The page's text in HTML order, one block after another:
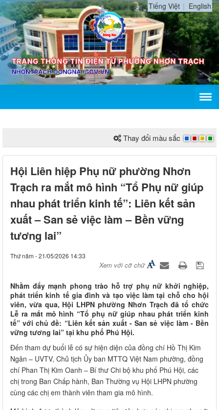
Tiếng Việt English
Thay đổi màu sắc
Hội Liên hiệp Phụ nữ phường Nhơn
Trạch ra mắt mô hình “Tổ Phụ nữ giúp
nhau phát triển kinh tế”: Liên kết sản
xuất – San sẻ việc làm – Bền vững
tương lai”
Thứ năm - 21/05/2026 14:33
Xem với cỡ chữ
Nhằm đẩy mạnh phong trào hỗ trợ phụ nữ khởi nghiệp,
phát triển kinh tế gia đình và tạo việc làm tại chỗ cho hội
viên, vừa qua, Hội LHPN phường Nhơn Trạch đã tổ chức
Lễ ra mắt mô hình “Tổ phụ nữ giúp nhau phát triển kinh
tế” với chủ đề: “Liên kết sản xuất - San sẻ việc làm - Bền
vững tương lai” tại khu phố Phú Hội.
Đến tham dự buổi lễ có sự hiện diện của đồng chí Hồ Thị Kim
Ngân – UVTV, Chủ tịch Ủy ban MTTQ Việt Nam phường, đồng
chí Phan Thị Kim Oanh – Bí thư Chi bộ khu phố Phú Hội, các
chị trong Ban Chấp hành, Ban Thường vụ Hội LHPN phường
cùng các chị em thành viên tham gia mô hình.